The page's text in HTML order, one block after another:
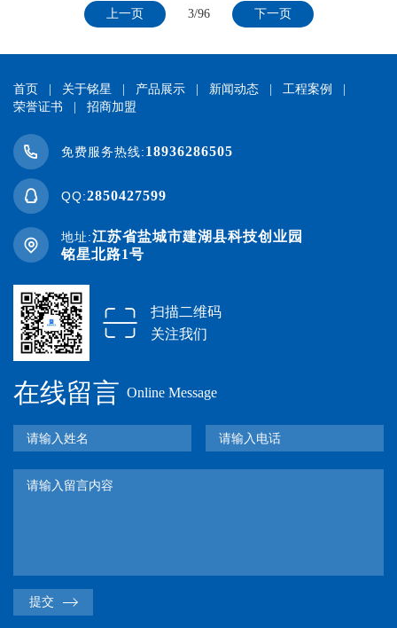
或其他污染物进入水箱。
上一页 3/96 下一页
首页 关于铭星 产品展示 新闻动态 工程案例
荣誉证书
招商加盟
免费服务热线:18936286505
QQ:2850427599
地址:江苏省盐城市建湖县科技创业园
铭星北路1号
扫描二维码
关注我们
在线留言 Online Message
提交